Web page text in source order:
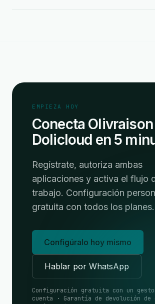
EMPIEZA HOY
Conecta
Dolicloud en 5
Regístrate, autoriza ambas
aplicaciones y activa el flujo
trabajo. Configuración
gratuita con todos los planes.
Configúralo hoy mismo
Hablar por WhatsApp
Configuración gratuita con un
cuenta · Garantía de devolución de